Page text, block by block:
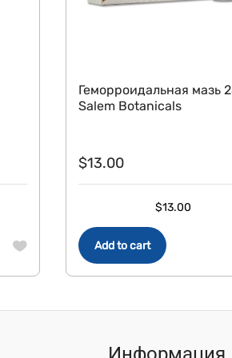
Add to cart
Геморроидальная мазь
Salem Botanicals
$13.00
$13.00